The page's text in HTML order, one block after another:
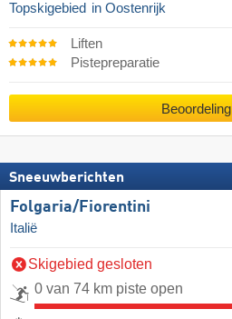
Topskigebied in Oostenrijk
Liften
Pistepreparatie
Beoordeling
Sneeuwberichten
Folgaria/​Fiorentini
Italië
Skigebied gesloten
0 van 74 km piste open